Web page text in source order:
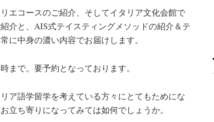
エコースのご紹介、そしてイタリア文化会館で
介と、AIS式テイスティングメソッドの紹介＆テ
に中身の濃い内容でお届けします。
まで。要予約となっております。
ア語学留学を考えている方々にとてもためにな
立ち寄りになってみては如何でしょうか。